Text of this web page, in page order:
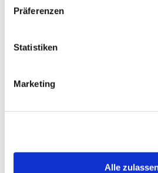
Präferenzen
Statistiken
Marketing
Alle
Optiwhite-Glas für